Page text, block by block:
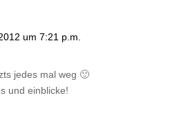
um 7:21 p.m.
jedes mal weg 🙂
und einblicke!